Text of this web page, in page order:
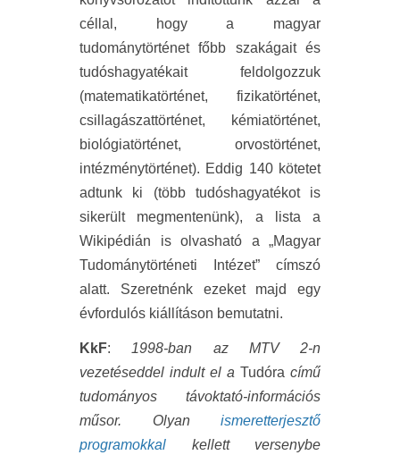
céllal, hogy a magyar
tudománytörténet főbb szakágait és
tudóshagyatékait feldolgozzuk
(matematikatörténet, fizikatörténet,
csillagászattörténet, kémiatörténet,
biológiatörténet, orvostörténet,
intézménytörténet). Eddig 140 kötetet
adtunk ki (több tudóshagyatékot is
sikerült megmentenünk), a lista a
Wikipédián is olvasható a „Magyar
Tudománytörténeti Intézet” címszó
alatt. Szeretnénk ezeket majd egy
évfordulós kiállításon bemutatni.
KkF: 1998-ban az MTV 2-n
vezetéseddel indult el a Tudóra című
tudományos távoktató-információs
műsor. Olyan ismeretterjesztő
programokkal kellett versenybe